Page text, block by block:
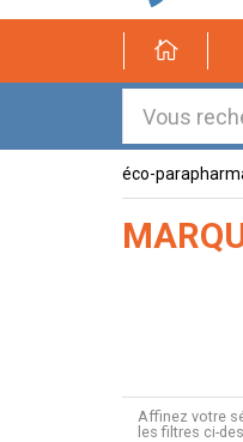
éco-
éco-
éco-
Affinez votre
les filtres ci-